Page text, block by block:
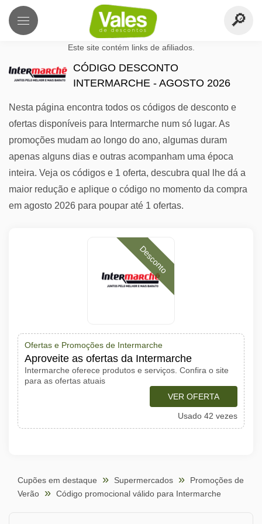
Este site contém links de afiliados.
CÓDIGO DESCONTO
INTERMARCHE - AGOSTO 2026
Nesta página encontra todos os códigos de desconto e
ofertas disponíveis para Intermarche num só lugar. As
promoções mudam ao longo do ano, algumas duram
apenas alguns dias e outras acompanham uma época
inteira. Veja os códigos e 1 oferta, descubra qual lhe dá a
maior redução e aplique o código no momento da compra
em agosto 2026 para poupar até 1 ofertas.
Desconto
Ofertas e Promoções de Intermarche
Aproveite as ofertas da Intermarche
Intermarche oferece produtos e serviços. Confira o site
para as ofertas atuais
VER OFERTA
Usado 42 vezes
Cupões em destaque Supermercados
Promoções de
Verão
Código promocional válido para Intermarche